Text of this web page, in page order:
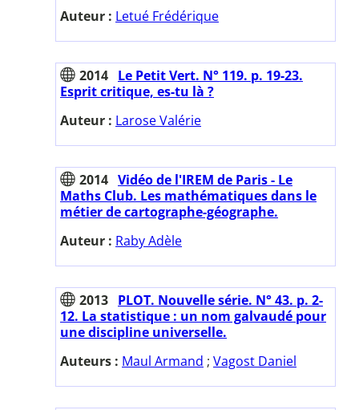
Auteur : Letué Frédérique
2014 Le Petit Vert. N° 119. p. 19-23.
Esprit critique, es-tu là ?
Auteur : Larose Valérie
2014 Vidéo de l'IREM de Paris - Le
Maths Club. Les mathématiques dans le
métier de cartographe-géographe.
Auteur : Raby Adèle
2013 PLOT. Nouvelle série. N° 43. p. 2-
12. La statistique : un nom galvaudé pour
une discipline universelle.
Auteurs : Maul Armand ; Vagost Daniel